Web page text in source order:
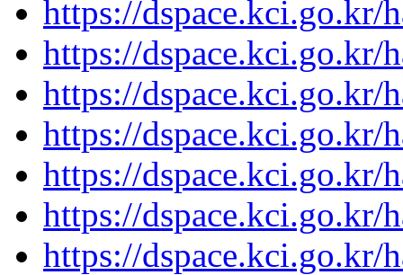
https://dspace.kci.go.kr/
https://dspace.kci.go.kr/
https://dspace.kci.go.kr/
https://dspace.kci.go.kr/
https://dspace.kci.go.kr/
https://dspace.kci.go.kr/
https://dspace.kci.go.kr/